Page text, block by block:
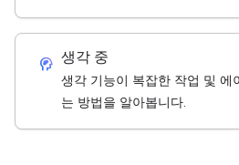
cognition_2 생각 중
생각 기능이 복잡한 작업 및 에
는 방법을 알아봅니다.